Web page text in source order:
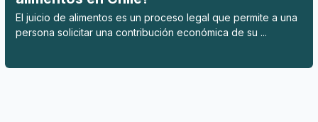
El juicio de alimentos es un proceso legal que permite a una
persona solicitar una contribución económica de su ...